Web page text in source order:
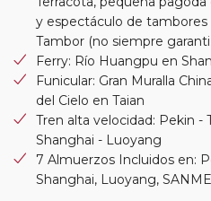
y espectáculo de tambores
Tambor (no siempre
Ferry: Río Huangpu en
Funicular: Gran Muralla
del Cielo en Taian
Tren alta velocidad: Pekin -
Shanghai - Luoyang
7 Almuerzos Incluidos en:
Shanghai, Luoyang,